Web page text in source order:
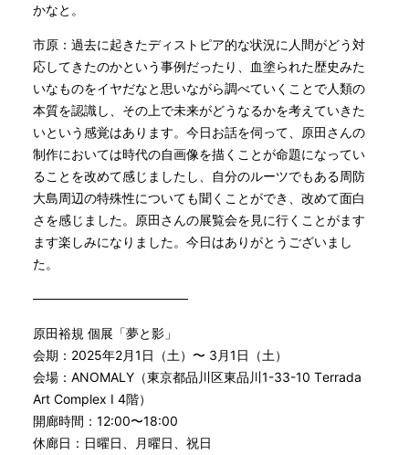
かなと。
市原：過去に起きたディストピア的な状況に人間がどう対
応してきたのかという事例だったり、血塗られた歴史みた
いなものをイヤだなと思いながら調べていくことで人類の
本質を認識し、その上で未来がどうなるかを考えていきた
いという感覚はあります。今日お話を伺って、原田さんの
制作においては時代の自画像を描くことが命題になってい
ることを改めて感じましたし、自分のルーツでもある周防
大島周辺の特殊性についても聞くことができ、改めて面白
さを感じました。原田さんの展覧会を見に行くことがます
ます楽しみになりました。今日はありがとうございまし
た。
─────────────────
原田裕規 個展「夢と影」
会期：2025年2月1日（土）〜 3月1日（土）
会場：ANOMALY（東京都品川区東品川1-33-10 Terrada
Art Complex I 4階）
開廊時間：12:00〜18:00
休廊日：日曜日、月曜日、祝日